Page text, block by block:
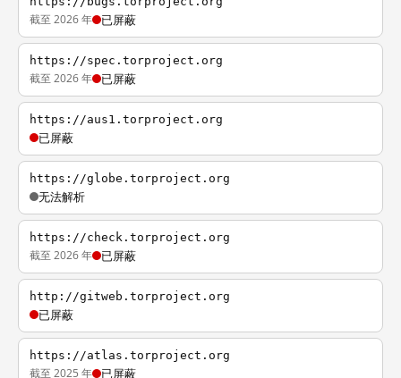
截至 2026 年 已屏蔽
https://spec.torproject.org
截至 2026 年 已屏蔽
https://aus1.torproject.org
已屏蔽
https://globe.torproject.org
无法解析
https://check.torproject.org
截至 2026 年 已屏蔽
http://gitweb.torproject.org
已屏蔽
https://atlas.torproject.org
截至 2025 年 已屏蔽